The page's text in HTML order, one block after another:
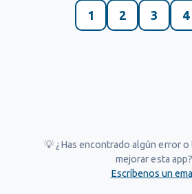
1 2 3 4
💡 ¿Has encontrado algún error o
mejorar esta app?
Escríbenos un